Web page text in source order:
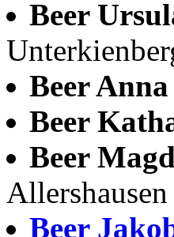
Beer
Beer Anna
Beer
Beer
Allershausen
Beer